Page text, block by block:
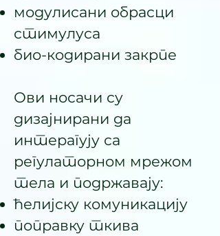
модулисани обрасци
стимулуса
био-кодирани закрпе
Ови носачи су
дизајнирани да
интерагују са
регулаторном мрежом
тела и подржавају:
ћелијску комуникацију
поправку ткива